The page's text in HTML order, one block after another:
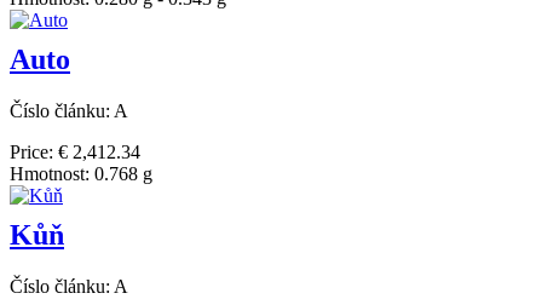
Auto
Číslo článku: A
Price: € 2,412.34
Hmotnost: 0.768 g
Kůň
Číslo článku: A